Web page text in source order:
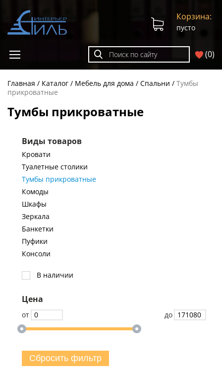
(0)
Корзина:
пусто
Главная Каталог Мебель для дома Спальни
Тумбы
прикроватные
Тумбы прикроватные
Виды товаров
Кровати
Туалетные столики
Тумбы прикроватные
Комоды
Шкафы
Зеркала
Банкетки
Пуфики
Консоли
В наличии
Цена
от до
Сбросить фильтр